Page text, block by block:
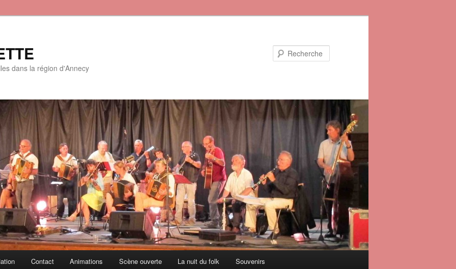
dans la région d'Annecy
Contact Animations Scène ouverte La nuit du folk Souvenirs